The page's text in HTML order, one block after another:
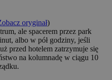
oryginał)
ale spacerem przez park
albo w pół godziny, jeśli
przed hotelem zatrzymuje się
na kolumnadę w ciągu 10